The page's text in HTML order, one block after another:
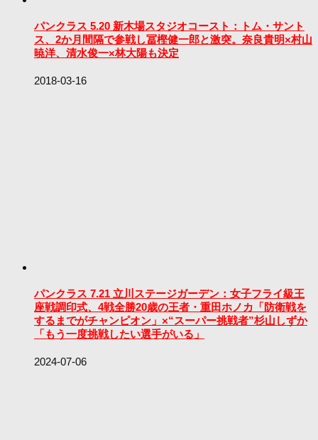
パンクラス 5.20 新木場スタジオコースト：トム・サント
ス、2か月間隔で参戦し冨樫健一郎と激突。奈良貴明×村山
暁洋、清水俊一×林大陽も決定
2018-03-16
パンクラス 7.21 立川ステージガーデン：女子フライ級王
座戦調印式、4戦全勝20歳の王者・重田ホノカ「防衛戦を
するまでがチャンピオン」×“スーパー挑戦者”杉山しずか
「もう一度挑戦したい選手がいる」
2024-07-06